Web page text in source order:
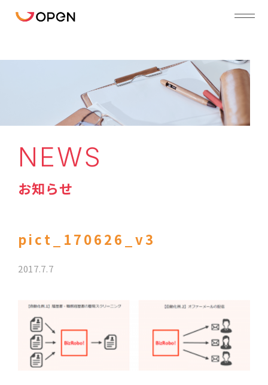
NEWS
お知らせ
pict_170626_v3
2017.7.7